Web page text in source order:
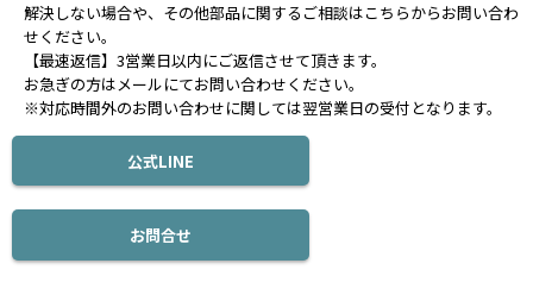
解決しない場合や、その他部品に関するご相談はこちらからお問い合わ
せください。
【最速返信】3営業日以内にご返信させて頂きます。
お急ぎの方はメールにてお問い合わせください。
※対応時間外のお問い合わせに関しては翌営業日の受付となります。
公式LINE
お問合せ